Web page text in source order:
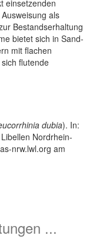
einsetzenden
als
Bestandserhaltung
bietet sich in Sand-
mit flachen
flutende
dubia). In:
Nordrhein-
nrw.lwl.org am
...